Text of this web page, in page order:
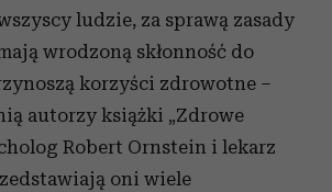
ludzie, za sprawą zasady
wrodzoną skłonność do
korzyści zdrowotne –
autorzy książki „Zdrowe
Robert Ornstein i lekarz
oni wiele